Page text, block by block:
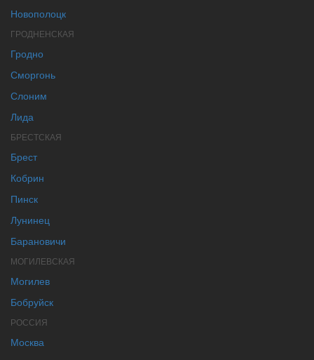
Новополоцк
ГРОДНЕНСКАЯ
Гродно
Сморгонь
Слоним
Лида
БРЕСТСКАЯ
Брест
Кобрин
Пинск
Лунинец
Барановичи
МОГИЛЕВСКАЯ
Могилев
Бобруйск
РОССИЯ
Москва